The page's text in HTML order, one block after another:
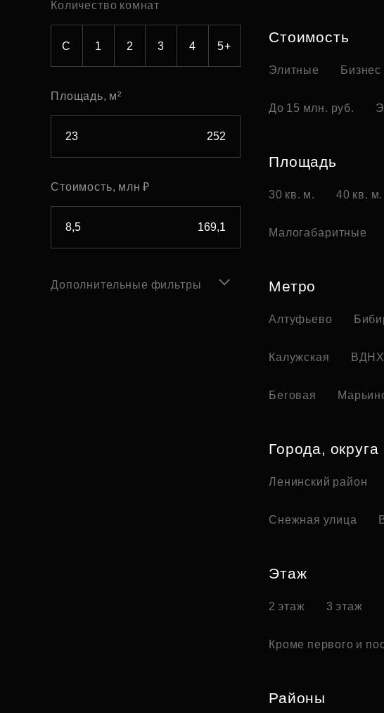
Количество комнат
С 1 2 3 4 5+
Площадь, м²
Стоимость, млн ₽
Дополнительные фильтры
Стоимость
Элитные Бизнес
До 15 млн. руб.
Площадь
30 кв. м. 40 кв. м.
Малогабаритные
Метро
Алтуфьево
Калужская ВДНХ
Беговая
Города, округа
Ленинский район
Снежная улица
Этаж
2 этаж 3 этаж
Кроме первого и
Районы